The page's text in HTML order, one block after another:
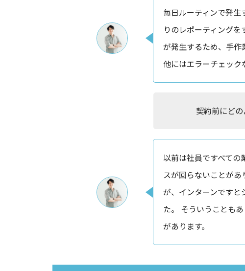
毎日ルーティンで発
りのレポーティング
が発生するため、手作
他にはエラーチェック
契約前にど
以前は社員ですべて
スが回らないことが
が、インターンですと
た。 そういうことも
があります。